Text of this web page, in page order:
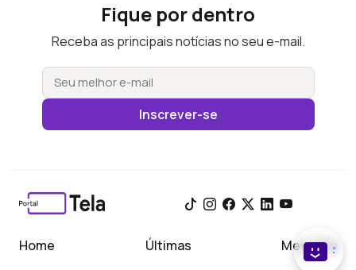
Fique por dentro
Receba as principais notícias no seu e-mail.
Inscrever-se
Home Últimas Meu Tela